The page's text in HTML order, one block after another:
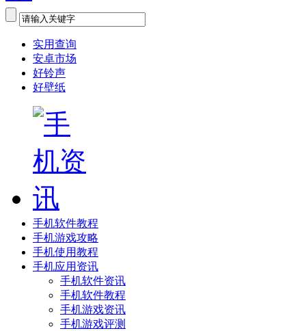
实用查询
安卓市场
好铃声
好壁纸
手机软件教程
手机游戏攻略
手机使用教程
手机应用资讯
手机软件资讯
手机软件教程
手机游戏资讯
手机游戏评测